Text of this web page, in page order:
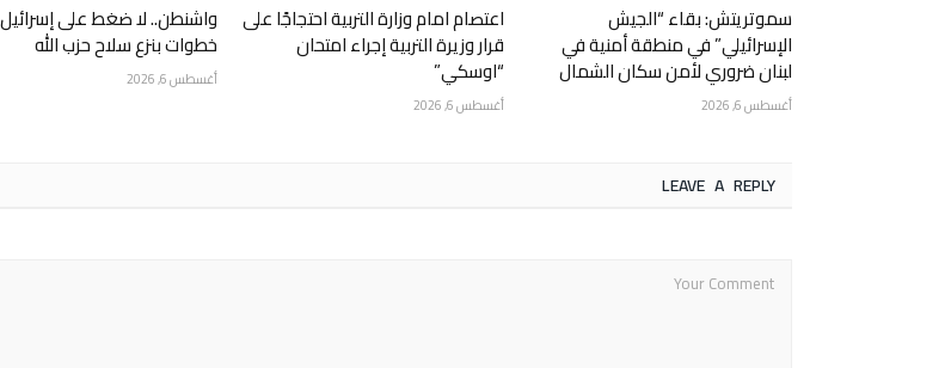
سموتريتش: بقاء “الجيش
الإسرائيلي” في منطقة أمنية في
لبنان ضروري لأمن سكان الشمال
أغسطس 6, 2026
اعتصام امام وزارة التربية احتجاجًا على
قرار وزيرة التربية إجراء امتحان
“اوسكي”
أغسطس 6, 2026
واشنطن.. لا ضغط على
خطوات بنزع سلاح حزب الله
أغسطس 6, 2026
LEAVE A REPLY